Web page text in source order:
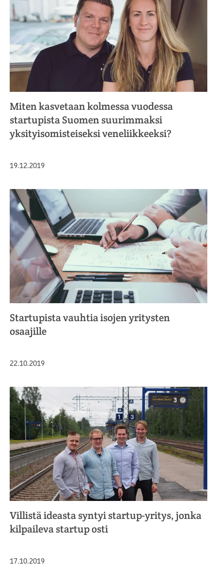
Miten kasvetaan kolmessa vuodessa
startupista Suomen suurimmaksi
yksityisomisteiseksi veneliikkeeksi?
Julkaistu
19.12.2019
Startupista vauhtia isojen yritysten
osaajille
Julkaistu
22.10.2019
Villistä ideasta syntyi startup-yritys, jonka
kilpaileva startup osti
Julkaistu
17.10.2019